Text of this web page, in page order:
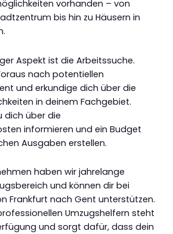
vorhanden – von
bis hin zu Häusern in
Aspekt ist die Arbeitssuche.
nach potentiellen
und erkundige dich über die
in deinem Fachgebiet.
dich über die
informieren und ein Budget
Ausgaben erstellen.
haben wir jahrelange
und können dir bei
Frankfurt nach Gent unterstützen.
Umzugshelfern steht
und sorgt dafür, dass dein